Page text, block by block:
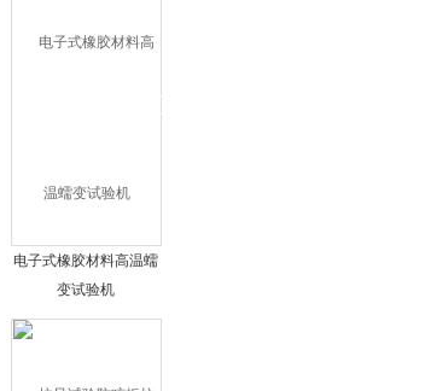
电子式橡胶材料高温蠕
变试验机